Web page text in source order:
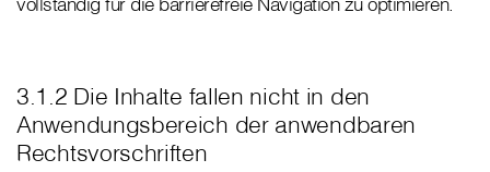
3.1.2 Die Inhalte fallen nicht in den
Anwendungsbereich der anwendbaren
Rechtsvorschriften